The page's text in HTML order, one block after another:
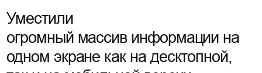
Уместили
огромный массив информации на
одном экране как на десктопной,